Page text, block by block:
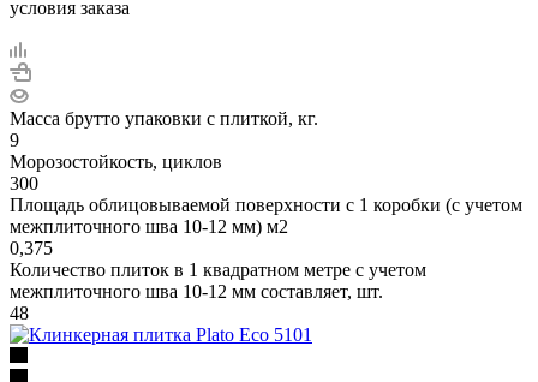
условия заказа
Масса брутто упаковки с плиткой, кг.
9
Морозостойкость, циклов
300
Площадь облицовываемой поверхности с 1 коробки (с учетом
межплиточного шва 10-12 мм) м2
0,375
Количество плиток в 1 квадратном метре с учетом
межплиточного шва 10-12 мм составляет, шт.
48